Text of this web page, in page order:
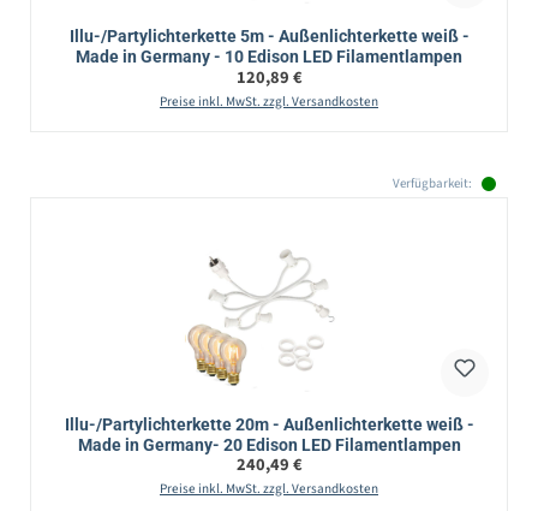
Illu-/Partylichterkette 5m - Außenlichterkette weiß -
Made in Germany - 10 Edison LED Filamentlampen
Regulärer Preis:
120,89 €
Preise inkl. MwSt. zzgl. Versandkosten
Verfügbarkeit:
Illu-/Partylichterkette 20m - Außenlichterkette weiß -
Made in Germany- 20 Edison LED Filamentlampen
Regulärer Preis:
240,49 €
Preise inkl. MwSt. zzgl. Versandkosten